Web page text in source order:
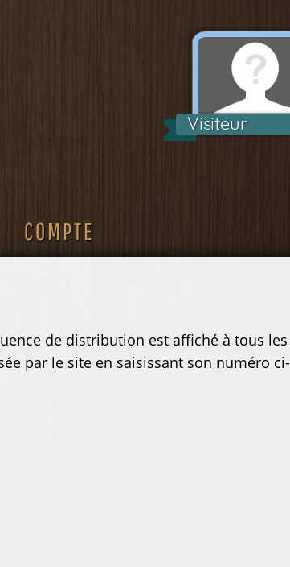
Visiteur
COMPTE
de distribution est affiché à tous les
par le site en saisissant son numéro ci-